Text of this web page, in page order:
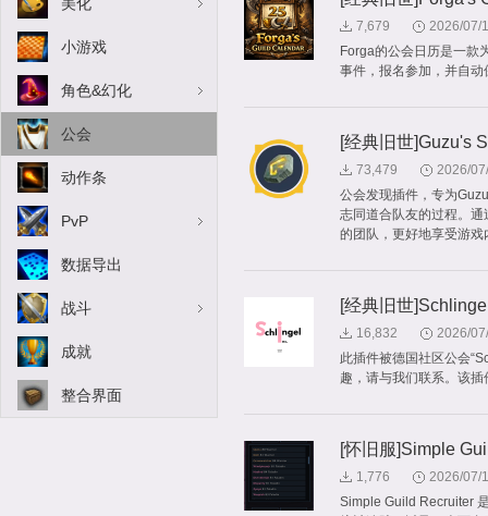
小游戏
角色&幻化
公会
动作条
PvP
数据导出
战斗
成就
整合界面
7,679
2026/07/
Forga的公会日历是一款
事件，报名参加，并自
[经典旧世]Guzu's
73,479
2026/
公会发现插件，专为
志同道合队友的过程。
的团队，更好地享受游戏
[经典旧世
16,832
2026/
此插件被德国社区公会
趣，请与我们联系。该
[怀旧服]Simple
1,776
2026/07/
Simple Guild Recruiter